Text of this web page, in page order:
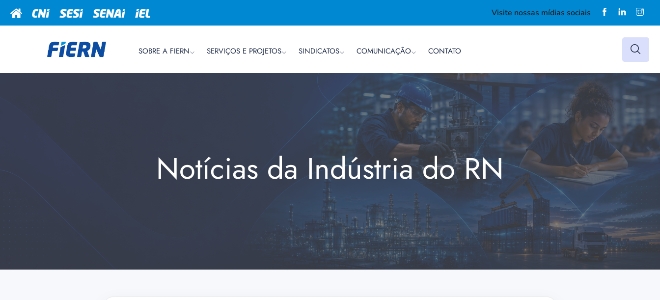
Visite nossas mídias sociais
SOBRE A FIERN SERVIÇOS E PROJETOS SINDICATOS COMUNICAÇÃO CONTATO
Notícias da Indústria do RN